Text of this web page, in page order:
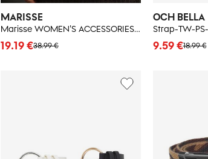
MARISSE
Marisse WOMEN'S ACCESSORIES Z-PA-4803 COFFEE
38.99 €
19.19 €
OCH BELLA
Strap-TW-
18.99 €
9.59 €